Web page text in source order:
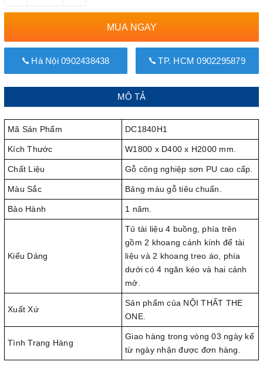
MUA NGAY
Hà Nội 0902438438 TP. HCM 0902295879
MÔ TẢ
Mã Sản Phẩm DC1840H1
Kích Thước W1800 x D400 x H2000 mm.
Chất Liệu Gỗ công nghiệp sơn PU cao cấp.
Màu Sắc Bảng màu gỗ tiêu chuẩn.
Bảo Hành 1 năm.
Kiểu Dáng
Tủ tài liệu 4 buồng, phía trên
gồm 2 khoang cánh kính để tài
liệu và 2 khoang treo áo, phía
dưới có 4 ngăn kéo và hai cánh
mở.
Xuất Xứ
Sản phẩm của NỘI THẤT THE
ONE.
Tình Trạng Hàng
Giao hàng trong vòng 03 ngày kể
từ ngày nhận được đơn hàng.